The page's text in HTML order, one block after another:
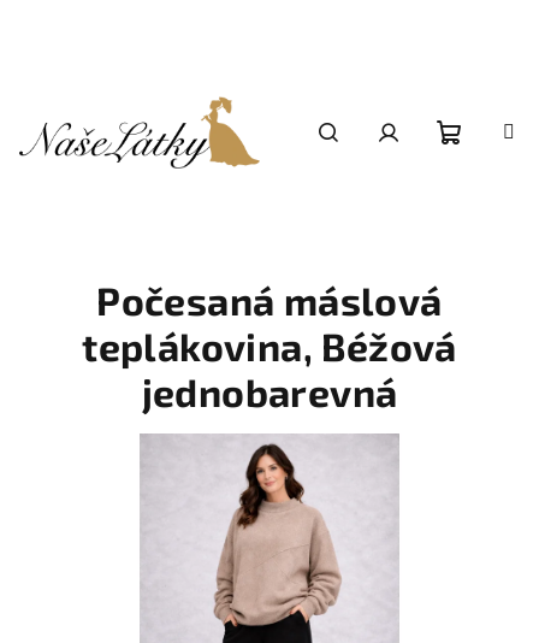
Počesaná máslová
teplákovina, Béžová
jednobarevná